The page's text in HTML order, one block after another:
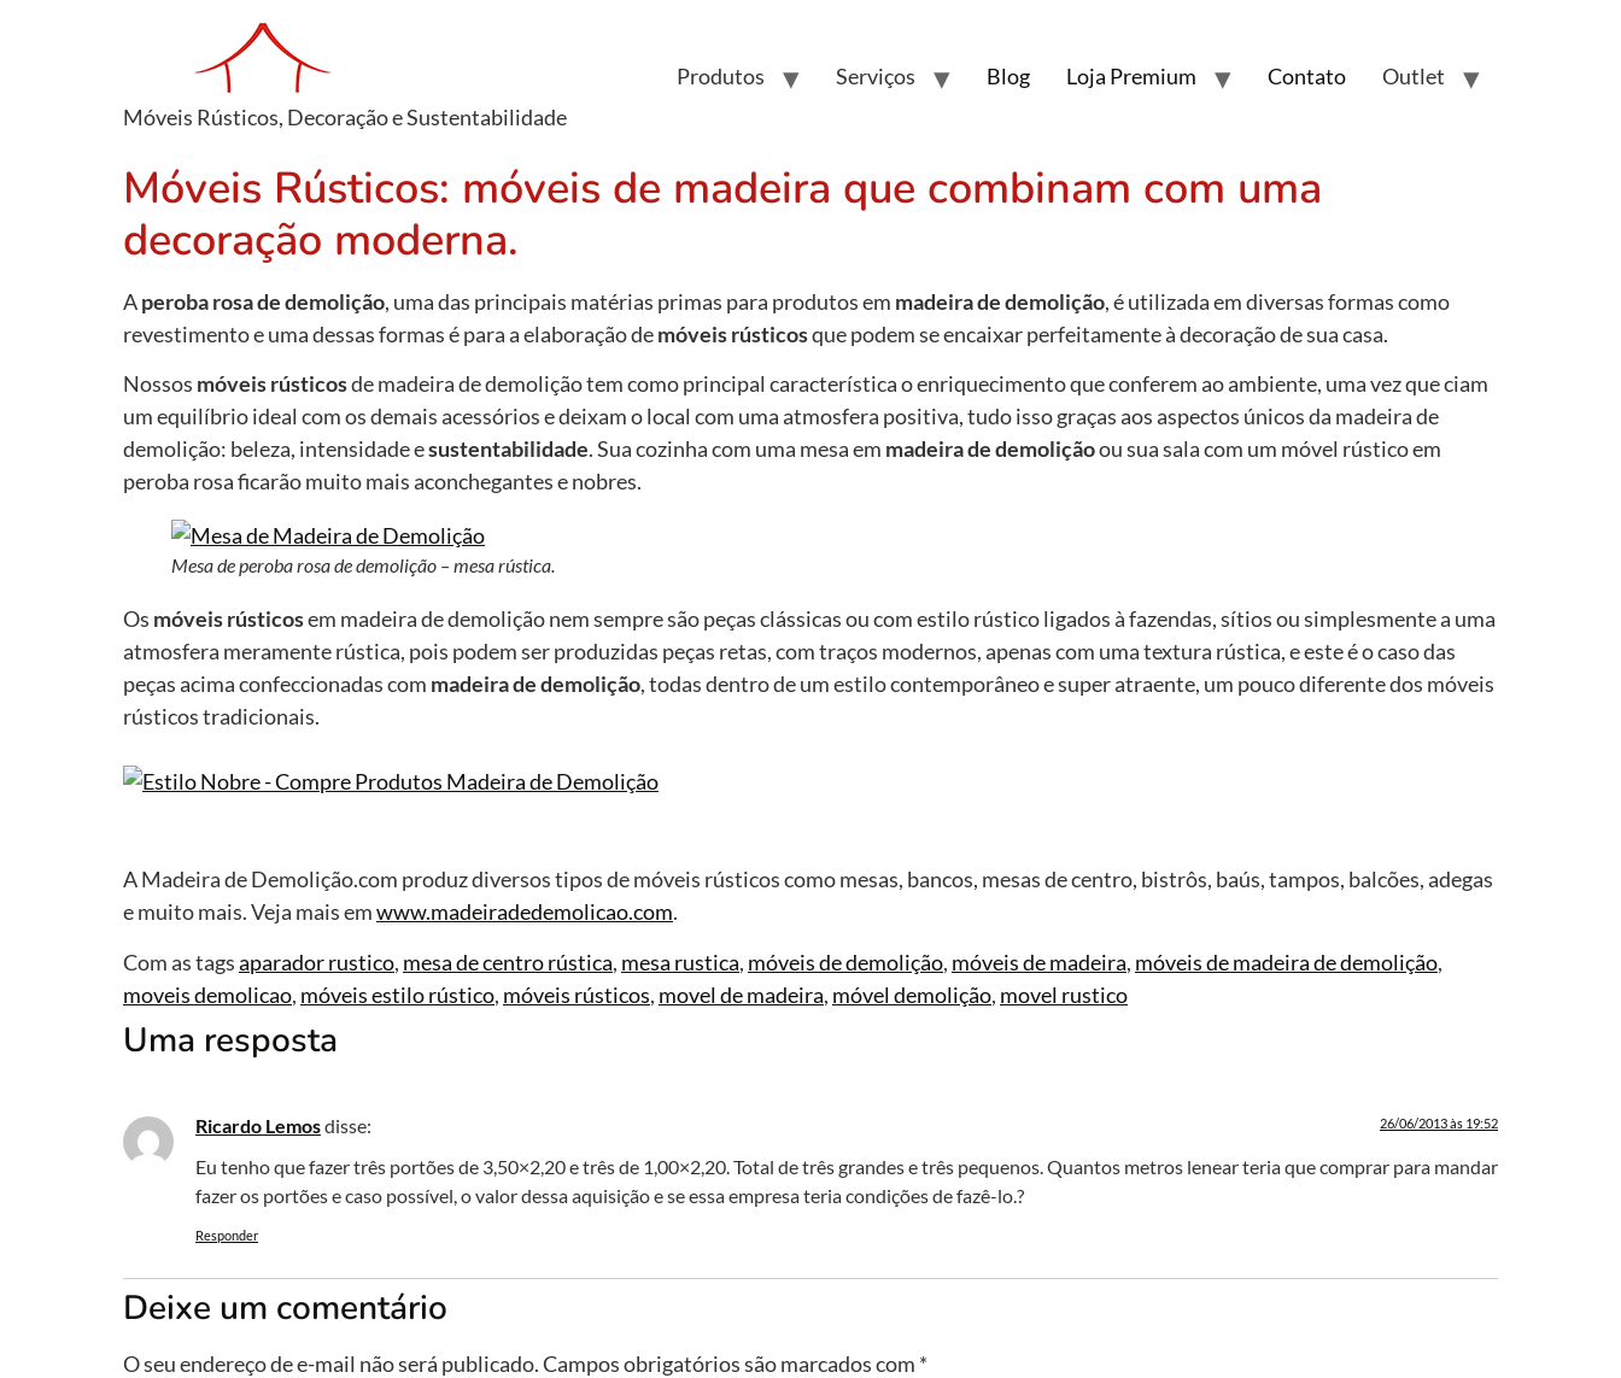
Móveis Rústicos, Decoração e Sustentabilidade
Produtos Serviços Blog Loja Premium Contato Outlet
Móveis Rústicos: móveis de madeira que combinam com uma
decoração moderna.
Aperoba rosa de demolição, uma das principais matérias primas para produtos em madeira de demolição, é utilizada em diversas formas como
revestimento e uma dessas formas é para a elaboração demóveis rústicosque podem se encaixar perfeitamente à decoração de sua casa.
Nossos móveis rústicosde madeira de demolição tem como principal característica o enriquecimento que conferem ao ambiente, uma vez que ciam
um equilíbrio ideal com os demais acessórios e deixam o local com uma atmosfera positiva, tudo isso graças aos aspectos únicos da madeira de
demolição: beleza, intensidade esustentabilidade. Sua cozinha com uma mesa em madeira de demoliçãoou sua sala com um móvel rústico em
peroba rosa ficarão muito mais aconchegantes e nobres.
Mesa de peroba rosa de demolição – mesa rústica.
Os móveis rústicosem madeira de demolição nem sempre são peças clássicas ou com estilo rústico ligados à fazendas, sítios ou simplesmente a uma
atmosfera meramente rústica, pois podem ser produzidas peças retas, com traços modernos, apenas com uma textura rústica, e este é o caso das
peças acima confeccionadas com madeira de demolição, todas dentro de um estilo contemporâneo e super atraente, um pouco diferente dos móveis
rústicos tradicionais.
A Madeira de Demolição.com produz diversos tipos de móveis rústicos como mesas, bancos, mesas de centro, bistrôs, baús, tampos, balcões, adegas
e muito mais. Veja mais emwww.madeiradedemolicao.com.
Com as tagsaparador rustico, mesa de centro rústica, mesa rustica, móveis de demolição, móveis de madeira, móveis de madeira de demolição,
moveis demolicao, móveis estilo rústico, móveis rústicos, movel de madeira, móvel demolição, movel rustico
Uma resposta
Ricardo Lemosdisse: 26/06/2013 às 19:52
Eu tenho que fazer três portões de 3,50×2,20 e três de 1,00×2,20. Total de três grandes e três pequenos. Quantos metros lenear teria que comprar para mandar
fazer os portões e caso possível, o valor dessa aquisição e se essa empresa teria condições de fazê-lo.?
Responder
Deixe um comentário
O seu endereço de e-mail não será publicado.Campos obrigatórios são marcados com *